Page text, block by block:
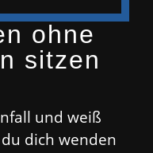
ohne
sitzen
und weiß
dich wenden